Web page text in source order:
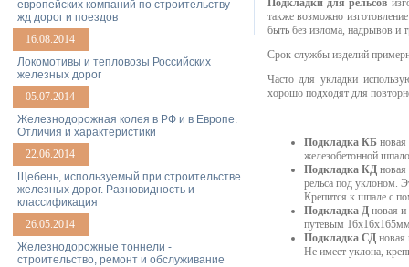
европейских компаний по строительству
жд дорог и поездов
16.08.2014
Локомотивы и тепловозы Российских
железных дорог
05.07.2014
Железнодорожная колея в РФ и в Европе.
Отличия и характеристики
22.06.2014
Щебень, используемый при строительстве
железных дорог. Разновидность и
классификация
26.05.2014
Железнодорожные тоннели -
строительство, ремонт и обслуживание
также возможно
быть без излома, надрывов и
Срок службы изделий
Часто для укладки
хорошо подходят для
Подкладка КБновая
железобетонной
Подкладка КДновая
рельса под уклоном.
Крепится к шпале с
Подкладка Дновая и
путевым
Подкладка СДновая
Не имеет уклона,